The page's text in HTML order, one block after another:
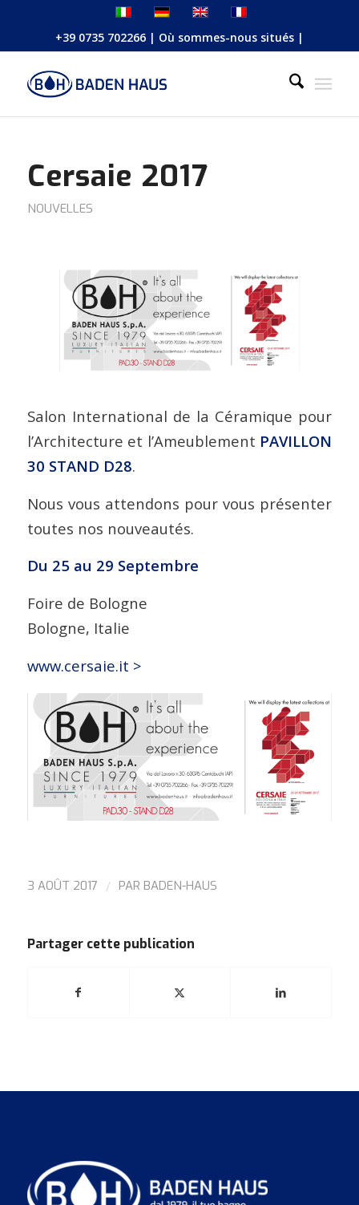
+39 0735 702266| Où sommes-nous situés|
Cersaie 2017
NOUVELLES
Salon International de la Céramique pour
l’Architecture et l’Ameublement PAVILLON
30 STAND D28.
Nous vous attendons pour vous présenter
toutes nos nouveautés.
Du 25 au 29 Septembre
Foire de Bologne
Bologne, Italie
www.cersaie.it >
3 AOÛT 2017 / PAR BADEN-HAUS
Partager cette publication